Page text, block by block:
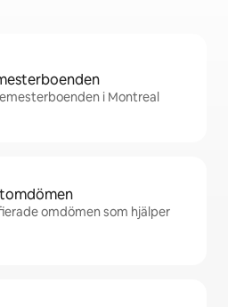
i Montreal
omdömen som hjälper